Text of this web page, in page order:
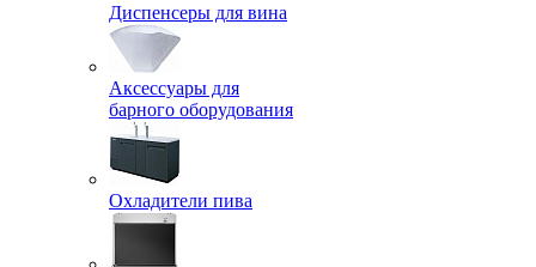
Диспенсеры для вина
Аксессуары для
барного оборудования
Охладители пива